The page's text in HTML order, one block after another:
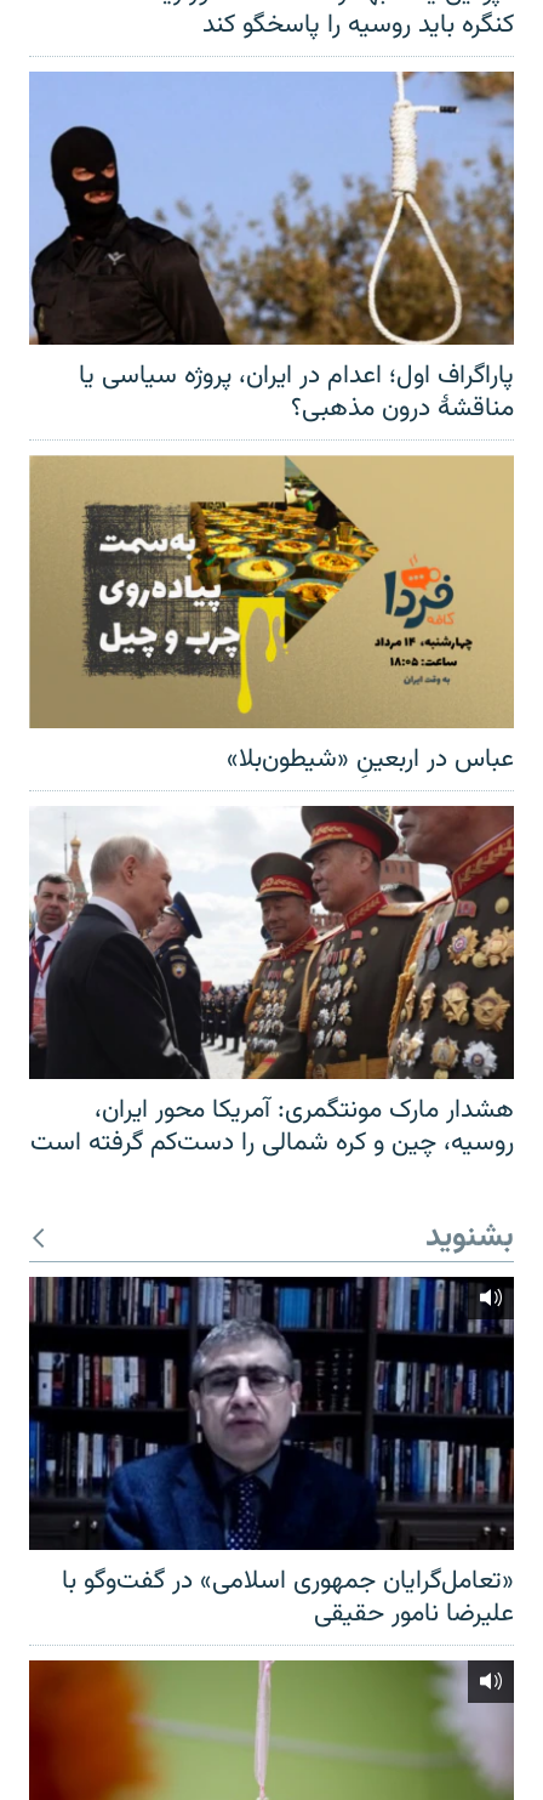
کنگره باید روسیه را پاسخگو کند
پاراگراف اول؛ اعدام در ایران، پروژه سیاسی یا
مناقشهٔ درون مذهبی؟
عباس در اربعینِ «شیطون‌بلا»
هشدار مارک مونتگمری: آمریکا محور ایران،
روسیه، چین و کره شمالی را دست‌کم گرفته است
بشنوید
«تعامل‌گرایان جمهوری اسلامی» در گفت‌وگو با
علیرضا نامور حقیقی